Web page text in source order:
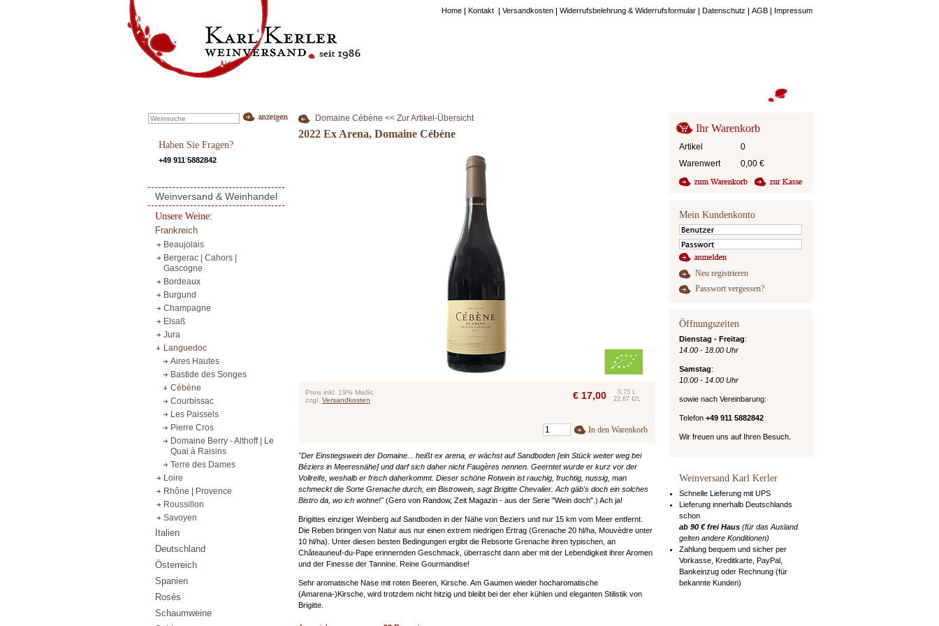
Home Kontakt Versandkosten Widerrufsbelehrung & Widerrufsformular Datenschutz AGB Impressum
Domaine Cébène << Zur Artikel-Übersicht
2022 Ex Arena, Domaine Cébène
Preis inkl. 19% MwSt.
zzgl. Versandkosten € 17,00
0,75 L
22,67 €/L
In den Warenkorb
"Der Einstiegswein der Domaine... heißt ex arena, er wächst auf Sandboden [ein Stück weiter weg bei
Béziers in Meeresnähe] und darf sich daher nicht Faugères nennen. Geerntet wurde er kurz vor der
Vollreife, weshalb er frisch daherkommt. Dieser schöne Rotwein ist rauchig, fruchtig, nussig, man
schmeckt die Sorte Grenache durch, ein Bistrowein, sagt Brigitte Chevalier. Ach gäb's doch ein solches
Bistro da, wo ich wohne!"(Gero von Randow, Zeit Magazin - aus der Serie "Wein doch".) Ach ja!
Brigittes einziger Weinberg auf Sandboden in der Nähe von Beziers und nur 15 km vom Meer entfernt.
Die Reben bringen von Natur aus nur einen extrem niedrigen Ertrag (Grenache 20 hl/ha, Mouvèdre unter
10 hl/ha). Unter diesen besten Bedingungen ergibt die Rebsorte Grenache ihren typischen, an
Châteauneuf-du-Pape erinnernden Geschmack, überrascht dann aber mit der Lebendigkeit ihrer Aromen
und der Finesse der Tannine. Reine Gourmandise!
Sehr aromatische Nase mit roten Beeren, Kirsche. Am Gaumen wieder hocharomatische
(Amarena-)Kirsche, wird trotzdem nicht hitzig und bleibt bei der eher kühlen und eleganten Stilistik von
Brigitte.
Haben Sie Fragen?
+49 911 5882842
Weinversand & Weinhandel
Unsere Weine:
Frankreich
Beaujolais
Bergerac | Cahors |
Gascogne
Bordeaux
Burgund
Champagne
Elsaß
Jura
Languedoc
Aires Hautes
Bastide des Songes
Cébène
Courbissac
Les Paissels
Pierre Cros
Domaine Berry - Althoff | Le
Quai à Raisins
Terre des Dames
Loire
Rhône | Provence
Roussillon
Savoyen
Italien
Deutschland
Österreich
Spanien
Rosés
Schaumweine
Ihr Warenkorb
Artikel
0
Warenwert
0,00 €
Mein Kundenkonto
Neu registrieren
Passwort vergessen?
Öffnungszeiten
Dienstag - Freitag:
14.00 - 18.00 Uhr
Samstag:
10.00 - 14.00 Uhr
sowie nach Vereinbarung:
Telefon +49 911 5882842
Wir freuen uns auf Ihren Besuch.
Weinversand Karl Kerler
Schnelle Lieferung mit UPS
Lieferung innerhalb Deutschlands
schon
ab 90 € frei Haus(für das Ausland
gelten andere Konditionen)
Zahlung bequem und sicher per
Vorkasse, Kreditkarte, PayPal,
Bankeinzug oder Rechnung (für
bekannte Kunden)